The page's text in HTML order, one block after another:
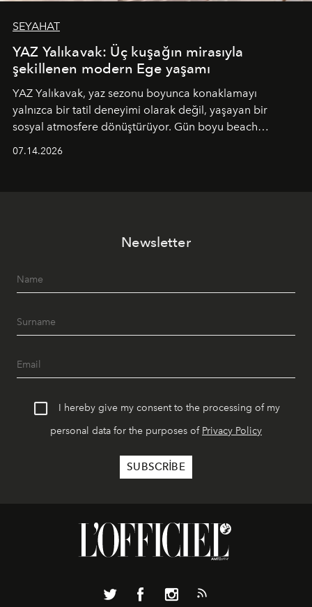
SEYAHAT
YAZ Yalıkavak: Üç kuşağın mirasıyla
şekillenen modern Ege yaşamı
YAZ Yalıkavak, yaz sezonu boyunca konaklamayı
yalnızca bir tatil deneyimi olarak değil, yaşayan bir
sosyal atmosfere dönüştürüyor. Gün boyu beach
geceye taşıyarak her hafta farklı bir deneyim sunuyor.
07.14.2026
Newsletter
I hereby give my consent to the processing of my
personal data for the purposes of Privacy Policy